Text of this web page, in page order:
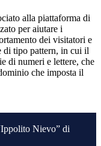
alla piattaforma di
per aiutare i
dei visitatori e
di tipo pattern, in cui il
di numeri e lettere, che
che imposta il
Nievo” di